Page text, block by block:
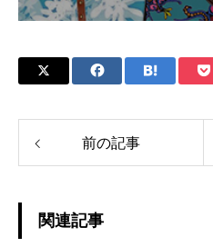
前の記事
関連記事